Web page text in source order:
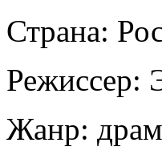
Страна:
Режиссер:
Жанр: